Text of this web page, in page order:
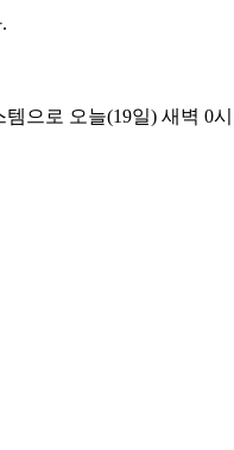
으로 오늘(19일) 새벽 0